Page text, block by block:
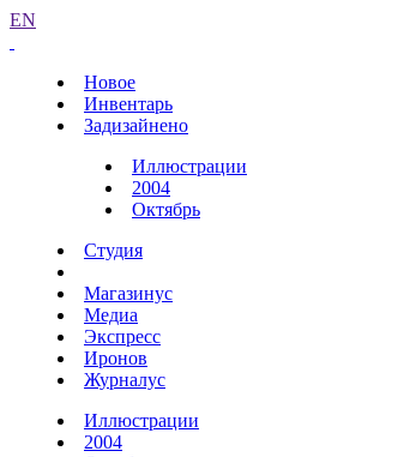
EN
Новое
Инвентарь
Задизайнено
Иллюстрации
2004
Октябрь
Студия
Магазинус
Медиа
Экспресс
Иронов
Журналус
Иллюстрации
2004